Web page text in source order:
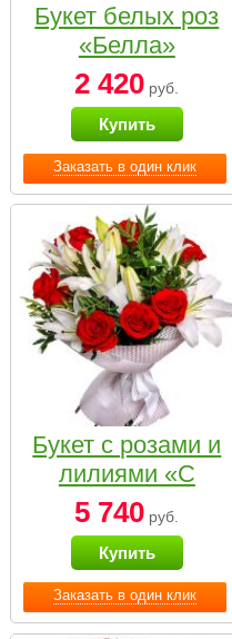
Заказать в один клик
Букет белых роз
«Белла»
2 420 руб.
Купить
Заказать в один клик
Букет с розами и
лилиями «С
наилучшими
пожеланиями»
5 740 руб.
Купить